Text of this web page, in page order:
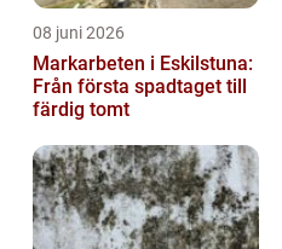
08 juni 2026
Markarbeten i Eskilstuna:
Från första spadtaget till
färdig tomt